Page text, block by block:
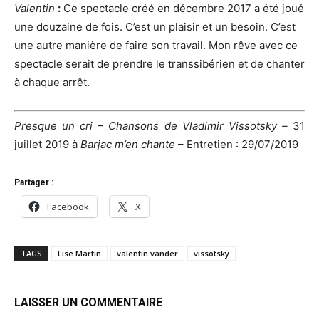
Valentin : Ce spectacle créé en décembre 2017 a été joué
une douzaine de fois. C’est un plaisir et un besoin. C’est
une autre manière de faire son travail. Mon rêve avec ce
spectacle serait de prendre le transsibérien et de chanter
à chaque arrêt.
Presque un cri – Chansons de Vladimir Vissotsky – 31
juillet 2019 à Barjac m’en chante – Entretien : 29/07/2019
Partager :
Facebook X
TAGS Lise Martin valentin vander vissotsky
LAISSER UN COMMENTAIRE